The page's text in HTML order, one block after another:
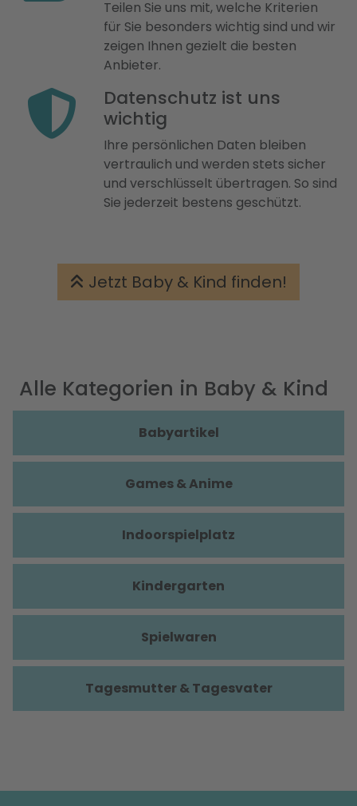
Teilen Sie uns mit, welche Kriterien
für Sie besonders wichtig sind und wir
zeigen Ihnen gezielt die besten
Anbieter.
Datenschutz ist uns
wichtig
Ihre persönlichen Daten bleiben
vertraulich und werden stets sicher
und verschlüsselt übertragen. So sind
Sie jederzeit bestens geschützt.
Jetzt Baby & Kind finden!
Alle Kategorien in Baby & Kind
Babyartikel
Games & Anime
Indoorspielplatz
Kindergarten
Spielwaren
Tagesmutter & Tagesvater